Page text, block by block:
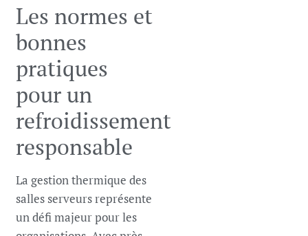
Les normes et
bonnes
pratiques
pour un
refroidissement
responsable
La gestion thermique des
salles serveurs représente
un défi majeur pour les